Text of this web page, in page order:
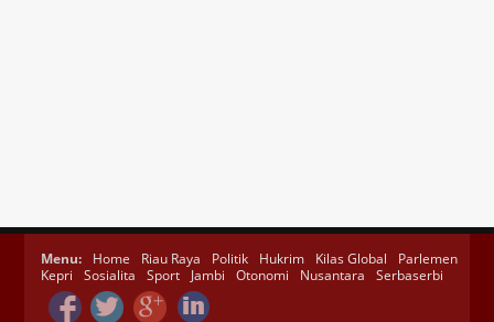
Menu: Home Riau Raya Politik Hukrim Kilas Global
Parlemen
Kepri
Sosialita Sport Jambi Otonomi Nusantara Serbaserbi